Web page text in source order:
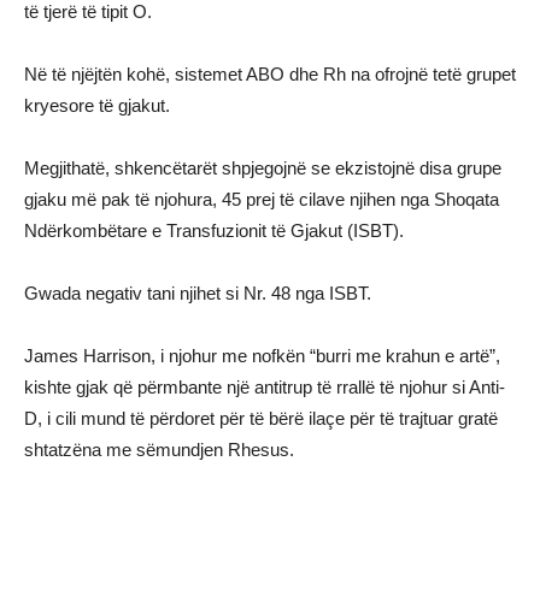
të tjerë të tipit O.
Në të njëjtën kohë, sistemet ABO dhe Rh na ofrojnë tetë grupet
kryesore të gjakut.
Megjithatë, shkencëtarët shpjegojnë se ekzistojnë disa grupe
gjaku më pak të njohura, 45 prej të cilave njihen nga Shoqata
Ndërkombëtare e Transfuzionit të Gjakut (ISBT).
Gwada negativ tani njihet si Nr. 48 nga ISBT.
James Harrison, i njohur me nofkën “burri me krahun e artë”,
kishte gjak që përmbante një antitrup të rrallë të njohur si Anti-
D, i cili mund të përdoret për të bërë ilaçe për të trajtuar gratë
shtatzëna me sëmundjen Rhesus.